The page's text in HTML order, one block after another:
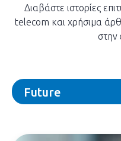
Διαβάστε ιστορίες
telecom και χρήσιμα
στην
Future